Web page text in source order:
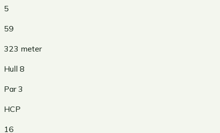
5
59
323 meter
Hull 8
Par3
HCP
16